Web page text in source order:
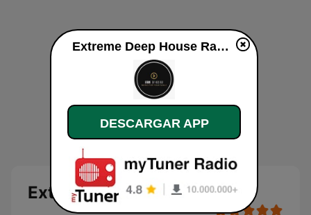
Extreme Deep House Radio
Extreme Deep House Radio en línea
DESCARGAR APP